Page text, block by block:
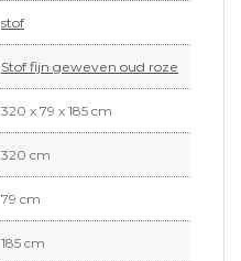
stof
Stof fijn geweven oud roze
320 x 79 x 185 cm
320 cm
79 cm
185 cm